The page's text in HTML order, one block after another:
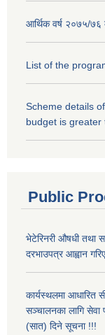
आर्थिक वर्ष २०७५/७६
List of the
Scheme details
budget is greater
Public
भेटेरिनरी औषधी तथा
दरभाउपत्र आह्वान
कार्यस्थलमा आधारित
सञ्चालनका लागि सेवा
(सात) दिने सूचना !!!